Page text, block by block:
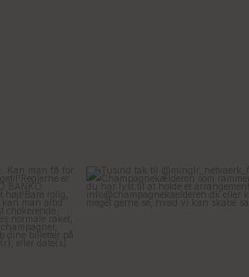
Tusind tak til